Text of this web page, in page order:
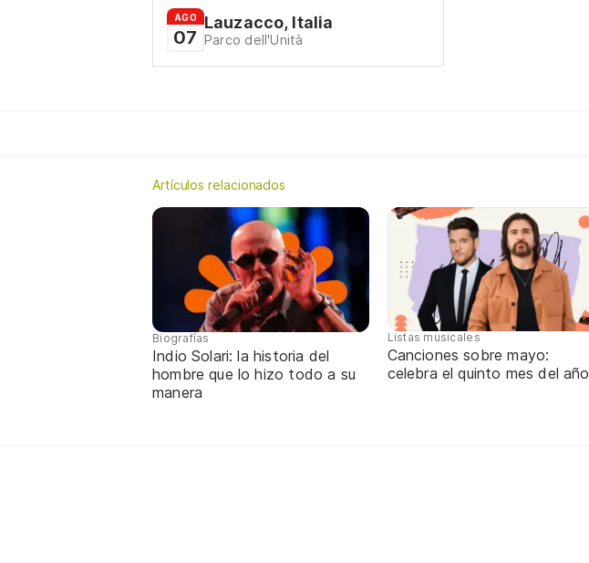
AGO
07
Lauzacco, Italia
Parco dell'Unità
Artículos relacionados
Biografías
Indio Solari: la historia del
hombre que lo hizo todo a su
manera
Listas musicales
Canciones sobre mayo:
celebra el quinto mes del año